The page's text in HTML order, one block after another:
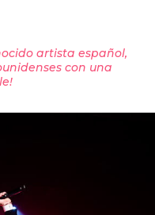
artista español,
con una